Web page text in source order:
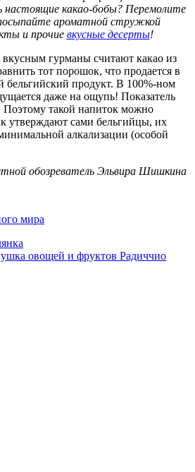
настоящие какао-бобы? Перемолите
ароматной стружкой
и прочие вкусные десерты!
гурманы считают какао из
тот порошок, что продается в
бельгийский продукт. В 100%-ном
даже на ощупь! Показатель
Поэтому такой напиток можно
утверждают сами бельгийцы, их
алкализации (особой
обозреватель Эльвира Шишкина
мира
овощей и фруктов Радиччио